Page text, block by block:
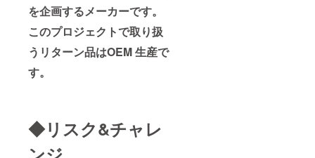
を企画するメーカーです。
このプロジェクトで取り扱
うリターン品はOEM 生産で
す。
◆リスク&チャレ